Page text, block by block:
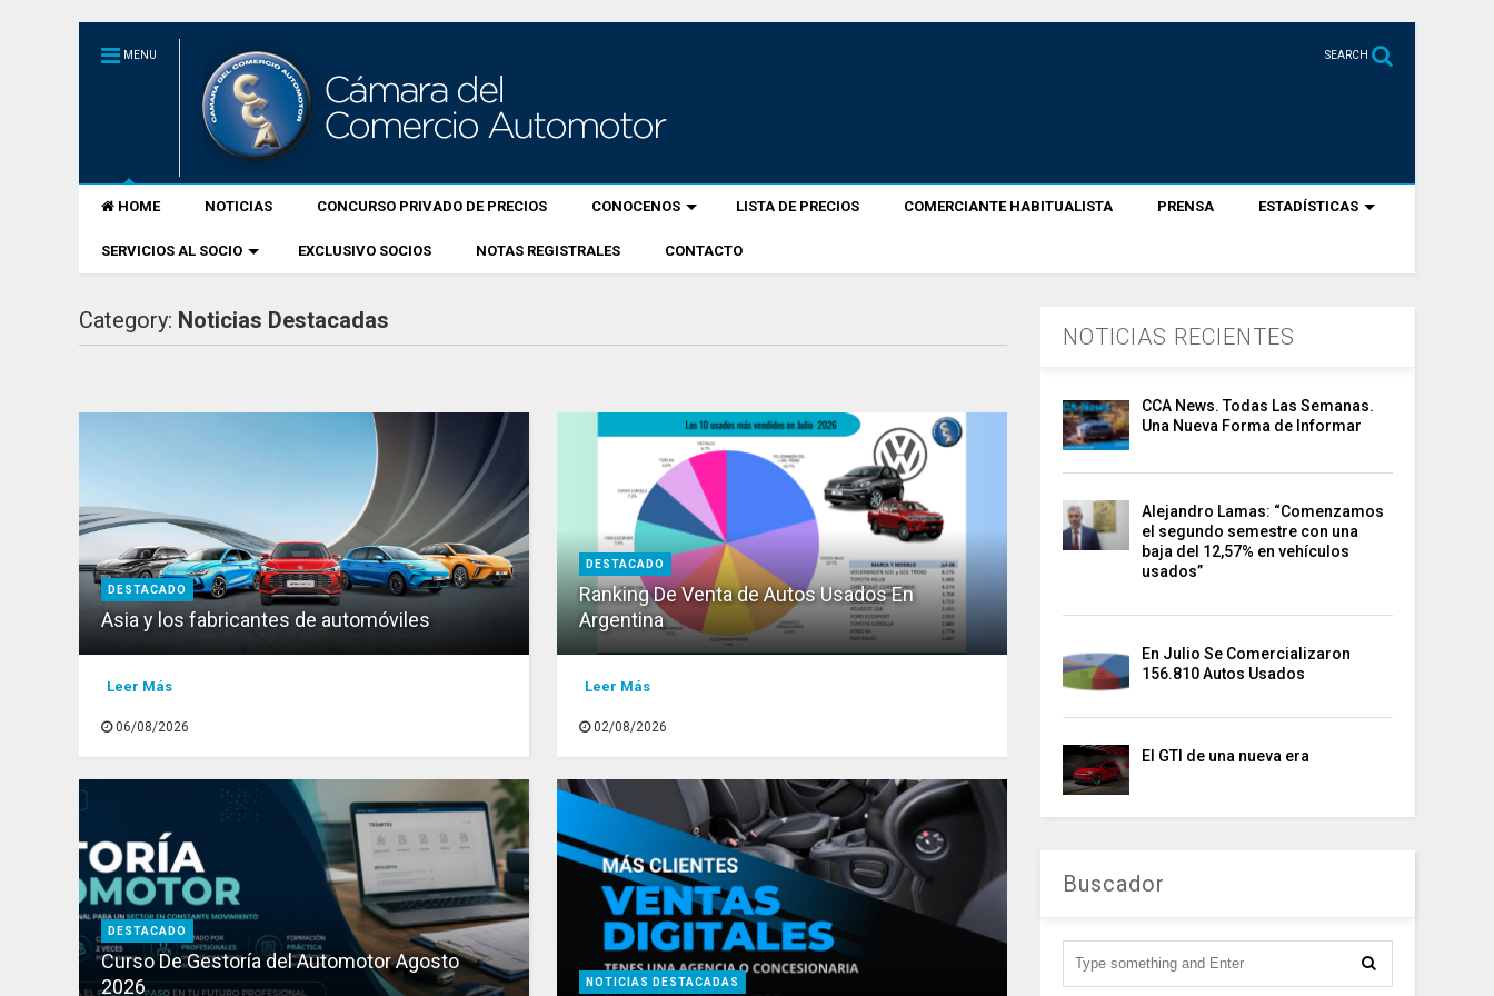
MENU SEARCH
HOME NOTICIAS CONCURSO PRIVADO DE PRECIOS CONOCENOS LISTA DE PRECIOS COMERCIANTE HABITUALISTA PRENSA ESTADÍSTICAS
SERVICIOS AL SOCIO EXCLUSIVO SOCIOS NOTAS REGISTRALES CONTACTO
Category: Noticias Destacadas
DESTACADO
Asia y los fabricantes de automóviles
Leer Más
06/08/2026
DESTACADO
Ranking De Venta de Autos Usados En
Argentina
Leer Más
02/08/2026
DESTACADO
Curso De Gestoría del Automotor Agosto
2026
NOTICIAS DESTACADAS
NOTICIAS RECIENTES
CCA News. Todas Las Semanas.
Una Nueva Forma de Informar
Alejandro Lamas: “Comenzamos
el segundo semestre con una
baja del 12,57% en vehículos
usados”
En Julio Se Comercializaron
156.810 Autos Usados
El GTI de una nueva era
Buscador